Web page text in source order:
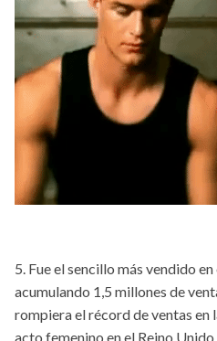
5. Fue el sencillo más vendido
acumulando 1,5 millones de
rompiera el récord de ventas en
acto femenino en el Reino